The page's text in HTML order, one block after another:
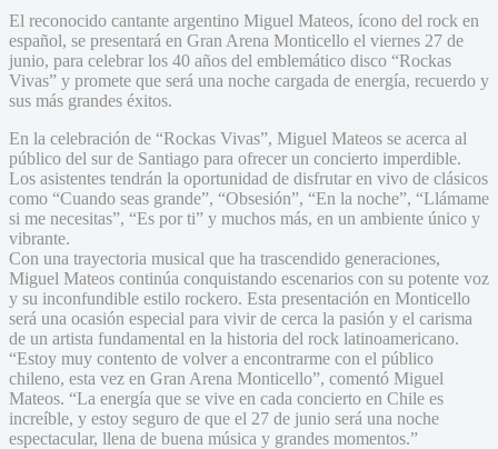
El reconocido cantante argentino Miguel Mateos, ícono del rock en
español, se presentará en Gran Arena Monticello el viernes 27 de
junio, para celebrar los 40 años del emblemático disco “Rockas
Vivas” y promete que será una noche cargada de energía, recuerdo y
sus más grandes éxitos.
En la celebración de “Rockas Vivas”, Miguel Mateos se acerca al
público del sur de Santiago para ofrecer un concierto imperdible.
Los asistentes tendrán la oportunidad de disfrutar en vivo de clásicos
como “Cuando seas grande”, “Obsesión”, “En la noche”, “Llámame
si me necesitas”, “Es por ti” y muchos más, en un ambiente único y
vibrante.
Con una trayectoria musical que ha trascendido generaciones,
Miguel Mateos continúa conquistando escenarios con su potente voz
y su inconfundible estilo rockero. Esta presentación en Monticello
será una ocasión especial para vivir de cerca la pasión y el carisma
de un artista fundamental en la historia del rock latinoamericano.
“Estoy muy contento de volver a encontrarme con el público
chileno, esta vez en Gran Arena Monticello”, comentó Miguel
Mateos. “La energía que se vive en cada concierto en Chile es
increíble, y estoy seguro de que el 27 de junio será una noche
espectacular, llena de buena música y grandes momentos.”